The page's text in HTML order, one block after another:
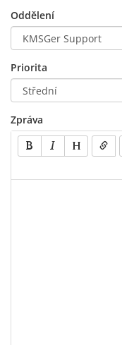
Oddělení
Priorita
Zpráva